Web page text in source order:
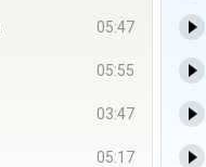
05:47
05:55
03:47
05:17